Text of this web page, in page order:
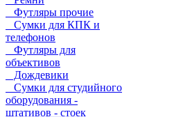
Футляры прочие
Сумки для КПК и
телефонов
Футляры для
объективов
Дождевики
Сумки для студийного
оборудования -
штативов - стоек